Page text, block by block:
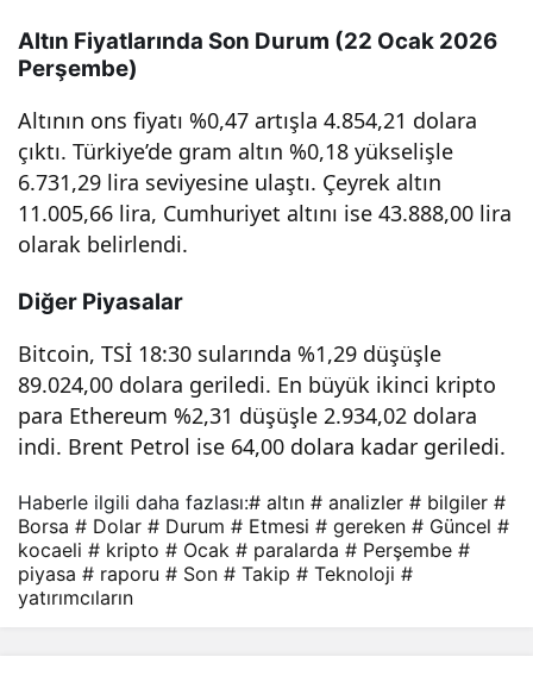
Altın Fiyatlarında Son Durum (22 Ocak 2026
Perşembe)
Altının ons fiyatı %0,47 artışla 4.854,21 dolara
çıktı. Türkiye’de gram altın %0,18 yükselişle
6.731,29 lira seviyesine ulaştı. Çeyrek altın
11.005,66 lira, Cumhuriyet altını ise 43.888,00 lira
olarak belirlendi.
Diğer Piyasalar
Bitcoin, TSİ 18:30 sularında %1,29 düşüşle
89.024,00 dolara geriledi. En büyük ikinci kripto
para Ethereum %2,31 düşüşle 2.934,02 dolara
indi. Brent Petrol ise 64,00 dolara kadar geriledi.
to
lard
a
son
dur
um
–
Yatı
Haberle ilgili daha fazlası:# altın # analizler # bilgiler #
Borsa # Dolar # Durum # Etmesi # gereken # Güncel #
kocaeli # kripto # Ocak # paralarda # Perşembe #
piyasa # raporu # Son # Takip # Teknoloji #
yatırımcıların